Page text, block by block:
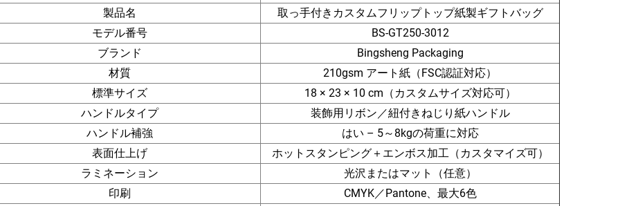
製品名
取っ手付きカスタムフリップトップ紙製ギフトバッグ
モデル番号
BS-GT250-3012
ブランド
Bingsheng Packaging
材質
210gsm アート紙（FSC認証対応）
標準サイズ
18 × 23 × 10 cm（カスタムサイズ対応可）
ハンドルタイプ
装飾用リボン／紐付きねじり紙ハンドル
ハンドル補強
はい – 5～8kgの荷重に対応
表面仕上げ
ホットスタンピング＋エンボス加工（カスタマイズ可）
ラミネーション
光沢またはマット（任意）
印刷
CMYK／Pantone、最大6色